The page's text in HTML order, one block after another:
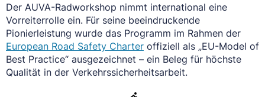
Der AUVA-Radworkshop nimmt international eine
Vorreiterrolle ein. Für seine beeindruckende
Pionierleistung wurde das Programm im Rahmen der
European Road Safety Charter offiziell als „EU-Model of
Best Practice“ ausgezeichnet – ein Beleg für höchste
Qualität in der Verkehrssicherheitsarbeit.